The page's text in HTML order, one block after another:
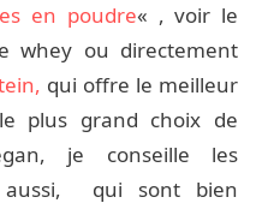
en poudre« , voir le
whey ou directement
qui offre le meilleur
plus grand choix de
je conseille les
aussi, qui sont bien